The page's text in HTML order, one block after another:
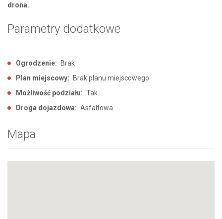
drona.
Parametry dodatkowe
Ogrodzenie: Brak
Plan miejscowy: Brak planu miejscowego
Możliwość podziału: Tak
Droga dojazdowa: Asfaltowa
Mapa